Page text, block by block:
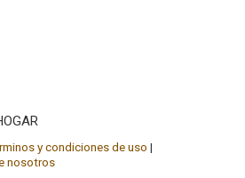
y condiciones de uso |
nosotros